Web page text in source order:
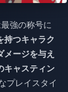
強の称号に
持つキャラク
ージを与え
キャスティン
プレイスタイ